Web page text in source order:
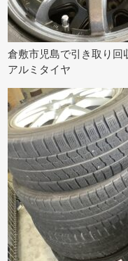
倉敷市児島で引き取り回
アルミタイヤ